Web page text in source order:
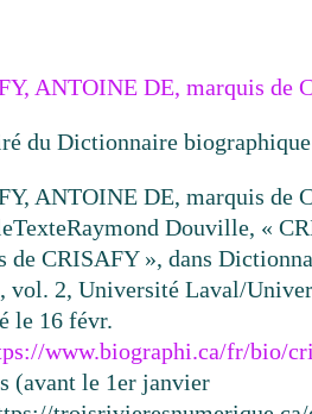
ANTOINE DE, marquis de
du Dictionnaire biographique
ANTOINE DE, marquis de
TexteRaymond Douville, «
de CRISAFY », dans
vol. 2, Université Laval/
le 16 févr.
www.biographi.ca/fr/bio/
(avant le 1er janvier